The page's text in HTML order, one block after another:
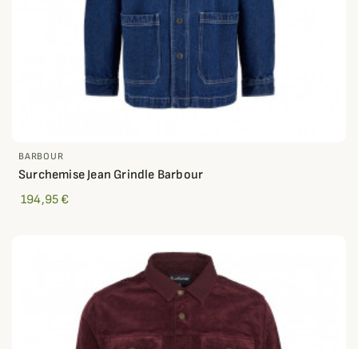
BARBOUR
Surchemise Jean Grindle Barbour
194,95 €